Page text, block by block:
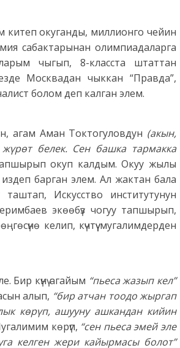
окуганды, миллионго чейин
сабактарынан олимпиадаларга
чыгып, 8-класста штаттан
Москвадан чыккан “Правда”,
болом деп калган элем.
агам Аман Токтогуловдун (акын,
белек. Сен башка тармакка
окуп калдым. Окуу жылы
барган элем. Ал жактан бала
Искусство институтунун
экөөбүз чогуу тапшырып,
келип, күчтүү мугалимдерден
Бир күнү агайым “пьеса жазып кел”
алып, “бир атчан тоодо жыргап
көрүп, ашууну ашкандан кийин
көрүп, “сен пьеса эмей эле
келген жери кайырмасы болот”